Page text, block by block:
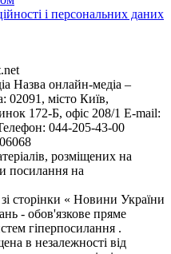
і персональних даних
Назва онлайн-медіа –
02091, місто Київ,
172-Б, офіс 208/1 E-mail:
044-205-43-00
розміщених на
посилання на
сторінки « Новини України
- обов'язкове пряме
гіперпосилання .
в незалежності від